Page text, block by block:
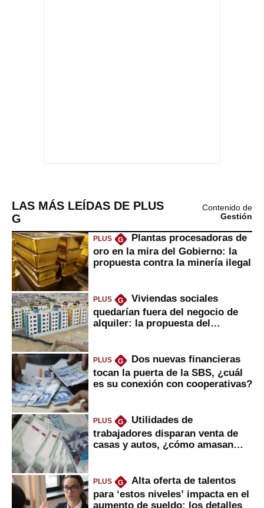
LAS MÁS LEÍDAS DE PLUS
G
Contenido de
Gestión
PLUS G
Plantas procesadoras de
oro en la mira del Gobierno: la
propuesta contra la minería ilegal
PLUS G
Viviendas sociales
quedarían fuera del negocio de
alquiler: la propuesta del
PLUS G
Dos nuevas financieras
tocan la puerta de la SBS, ¿cuál
es su conexión con cooperativas?
PLUS G
Utilidades de
trabajadores disparan venta de
casas y autos, ¿cómo amasan
PLUS G
Alta oferta de talentos
para ‘estos niveles’ impacta en el
aumento de sueldo: los detalles